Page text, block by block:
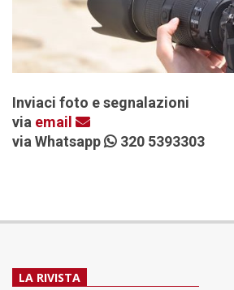
Inviaci foto e segnalazioni
via email
via Whatsapp
320 5393303
LA RIVISTA